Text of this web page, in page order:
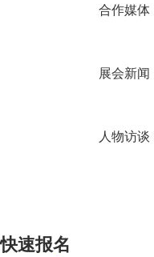
合作媒体
展会新闻
人物访谈
快速报名